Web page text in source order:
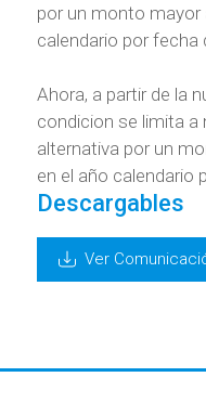
por un monto mayor
calendario por fecha
Ahora, a partir de la
condicion se limita a
alternativa por un
en el año calendario
Descargables
Ver